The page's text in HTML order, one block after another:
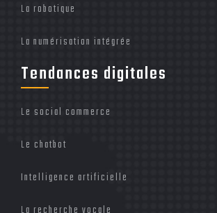
La robotique
La numérisation intégrée
Tendances digitales
Le social commerce
Le chatbot
Intelligence artificielle